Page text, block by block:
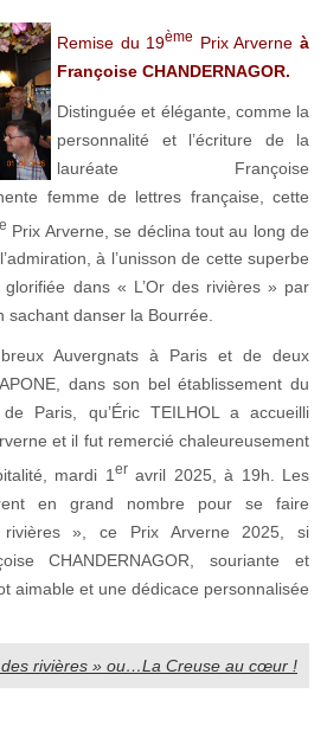
Remise du 19ème Prix Arverne à
Françoise CHANDERNAGOR.
Distinguée et élégante, comme la
personnalité et l’écriture de la
lauréate Françoise
femme de lettres française, cette
Prix Arverne, se déclina tout au long de
à l’unisson de cette superbe
dans « L’Or des rivières » par
sachant danser la Bourrée.
Auvergnats à Paris et de deux
dans son bel établissement du
Paris, qu’Éric TEILHOL a accueilli
et il fut remercié chaleureusement
mardi 1 er avril 2025, à 19h. Les
en grand nombre pour se faire
rivières », ce Prix Arverne 2025, si
CHANDERNAGOR, souriante et
aimable et une dédicace personnalisée
des rivières » ou…La Creuse au cœur !